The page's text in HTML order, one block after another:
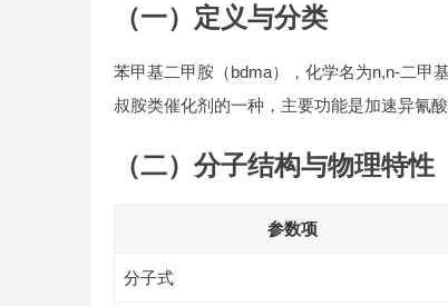
（一）定义与分类
苯甲基二甲胺（bdma），化学名为n,n-二甲
叔胺类催化剂的一种，主要功能是加速异氰
（二）分子结构与物理特性
参数项
分子式